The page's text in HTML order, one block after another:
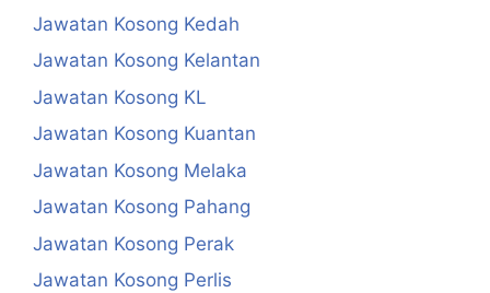
Jawatan Kosong Kedah
Jawatan Kosong Kelantan
Jawatan Kosong KL
Jawatan Kosong Kuantan
Jawatan Kosong Melaka
Jawatan Kosong Pahang
Jawatan Kosong Perak
Jawatan Kosong Perlis